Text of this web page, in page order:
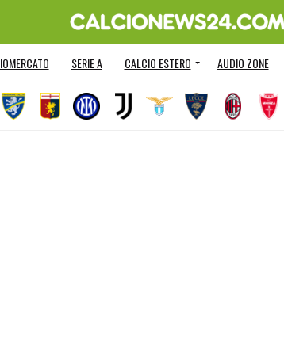
SERIE A CALCIO ESTERO AUDIO ZONE